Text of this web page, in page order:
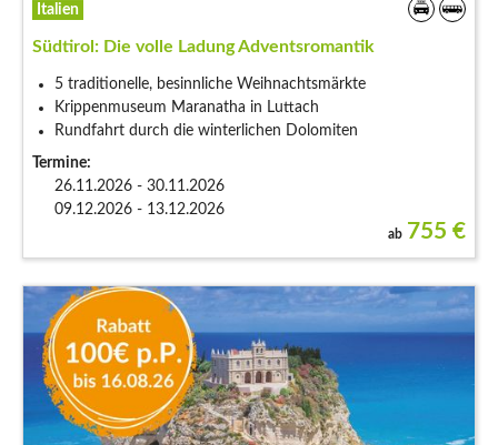
Italien
Südtirol: Die volle Ladung Adventsromantik
5 traditionelle, besinnliche Weihnachtsmärkte
Krippenmuseum Maranatha in Luttach
Rundfahrt durch die winterlichen Dolomiten
Termine:
26.11.2026 - 30.11.2026
09.12.2026 - 13.12.2026
ab 755 €